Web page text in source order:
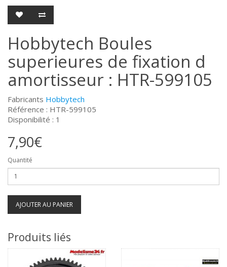
Hobbytech Boules
superieures de fixation d
amortisseur : HTR-599105
Fabricants Hobbytech
Référence : HTR-599105
Disponibilité : 1
7,90€
Quantité
AJOUTER AU PANIER
Produits liés